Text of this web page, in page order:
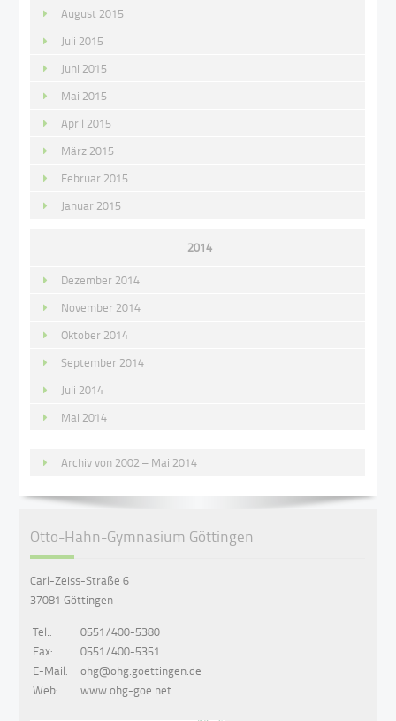
August 2015
Juli 2015
Juni 2015
Mai 2015
April 2015
März 2015
Februar 2015
Januar 2015
2014
Dezember 2014
November 2014
Oktober 2014
September 2014
Juli 2014
Mai 2014
Archiv von 2002 – Mai 2014
Otto-Hahn-Gymnasium Göttingen
Carl-Zeiss-Straße 6
37081 Göttingen
Tel.:
0551/400-5380
Fax:
0551/400-5351
E-Mail:
ohg@ohg.goettingen.de
Web:
www.ohg-goe.net